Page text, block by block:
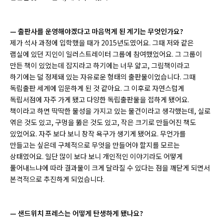
— 출판사를 운영해야겠다고 마음먹게 된 계기는 무엇인가요?
제가 석사 과정에 입학했을 때가 2015년도였어요. 그때 저와 같은
랩실에 있던 지인이 일러스트레이터 그룹에 참여했었어요. 그 그룹이
만든 책이 있었는데 잡지라고 하기에는 너무 얇고, 그림책이라고
하기에는 덜 정제돼 있는 자유로운 형태의 출판물이었습니다. 그때
독립출판 세계에 입문하게 된 것 같아요. 그 이후로 자연스럽게
독립서점에 자주 가게 됐고 다양한 독립출판물을 접하게 됐어요.
책이라고 하면 딱딱한 물성을 가지고 있는 물건이라고 생각했는데, 실로
엮은 것도 있고, 구멍을 뚫은 것도 있고, 작은 크기로 만들어진 책도
있었어요. 자주 보다 보니 창작 욕구가 생기게 됐어요. 무언가를
만들고는 싶은데 구체적으로 무엇을 만들어야 할지를 모르는
상태였어요. 일단 많이 보다 보니 개인적인 이야기라도 어떻게
풀어내느냐에 따라 결과물이 크게 달라질 수 있다는 점을 깨닫게 되면서
본격적으로 추진하게 되었습니다.
— 샌드위치 프레스는 어떻게 탄생하게 됐나요?